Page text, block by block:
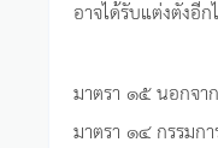
อาจได้รับแต่งตั้งอีก
มาตรา ๑๕ นอกจา
มาตรา ๑๔ กรรมก